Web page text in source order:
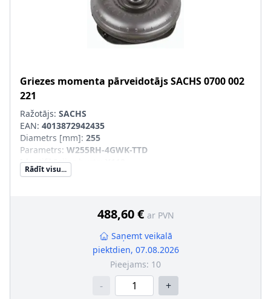
Griezes momenta pārveidotājsSACHS0700 002
221
Ražotājs: SACHS
EAN: 4013872942435
Diametrs [mm]: 255
Parametrs: W255RH-4GWK-TTD
Identifikācijas burts
Aizvietojamā daļa
Rādīt visu...
488,60 € ar PVN
Saņemt veikalā
piektdien, 07.08.2026
Pieejams: 10
- +